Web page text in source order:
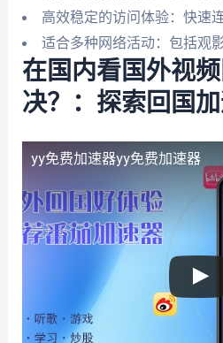
高效稳定的访问体验：快速
适合多种网络活动：包括观
在国内看国外视
决？：探索回国
yy免费加速器yy免费加速器